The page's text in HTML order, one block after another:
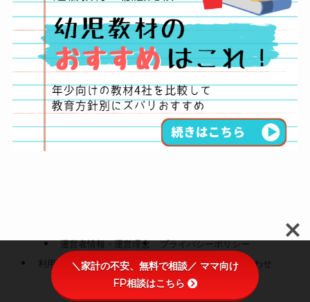
運営者情報・運営理念
プライバシーポリシー
利用者情報の外部送信・クッキーポリシー
お問い合わせ
© チビヒメとのヒビ.
＼家計の不安、無料で相談／ ママ向け
FP相談はこちら